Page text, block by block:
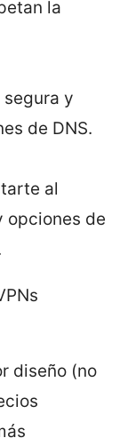
la
y
de DNS.
al
opciones de
diseño (no